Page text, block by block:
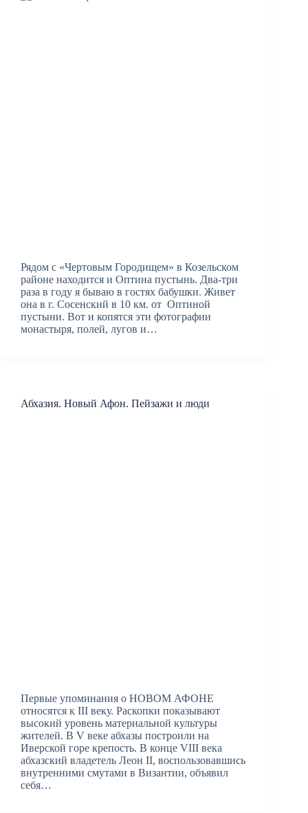
Рядом с «Чертовым Городищем» в Козельском
районе находится и Оптина пустынь. Два-три
раза в году я бываю в гостях бабушки. Живет
она в г. Сосенский в 10 км. от Оптиной
пустыни. Вот и копятся эти фотографии
монастыря, полей, лугов и…
Абхазия. Новый Афон. Пейзажи и люди
Первые упоминания о НОВОМ АФОНЕ
относятся к III веку. Раскопки показывают
высокий уровень материальной культуры
жителей. В V веке абхазы построили на
Иверской горе крепость. В конце VIII века
абхазский владетель Леон II, воспользовавшись
внутренними смутами в Византии, объявил
себя…